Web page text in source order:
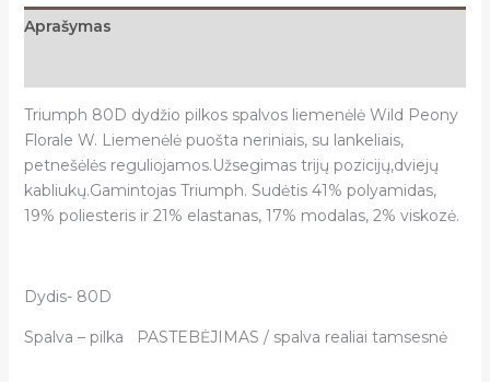
Aprašymas
Triumph 80D dydžio pilkos spalvos liemenėlė Wild Peony
Florale W. Liemenėlė puošta neriniais, su lankeliais,
petnešėlės reguliojamos.Užsegimas trijų pozicijų,dviejų
kabliukų.Gamintojas Triumph. Sudėtis 41% polyamidas,
19% poliesteris ir 21% elastanas, 17% modalas, 2% viskozė.
Dydis- 80D
Spalva – pilka PASTEBĖJIMAS / spalva realiai tamsesnė